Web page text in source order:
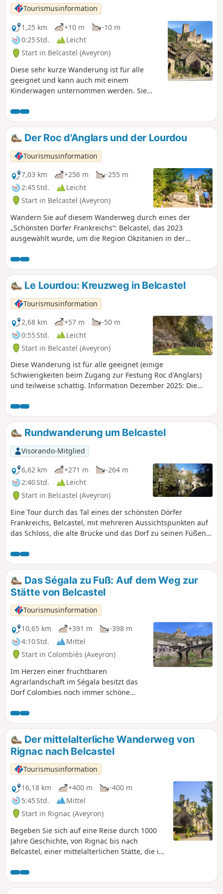
Tourismusinformation
1,25 km
+10 m
-10 m
0:25 Std.
Leicht
Start in Belcastel (Aveyron)
Diese sehr kurze Wanderung ist für alle
geeignet und kann auch mit einem
Kinderwagen unternommen werden. Sie
Fußgängerbrücke und gelangen über einen
schattigen Weg zurück ins Dorf. Information
Dezember 2025: Die Fußgängerbrücke wird
derzeit renoviert, daher ist die Wanderung
nicht möglich.
Der Roc d'Anglars und der Lourdou
Tourismusinformation
7,03 km
+256 m
-255 m
2:45 Std.
Leicht
Start in Belcastel (Aveyron)
Wandern Sie auf diesem Wanderweg durch eines der
„Schönsten Dörfer Frankreichs“: Belcastel, das 2023
ausgewählt wurde, um die Region Okzitanien in der
vertreten. Begeben Sie sich auf eine Reise durch mehr als
1000 Jahre Geschichte bis zum Roc d’Anglars. Die
Wanderung verläuft insgesamt eher schattig.
Le Lourdou: Kreuzweg in Belcastel
Tourismusinformation
2,68 km
+57 m
-50 m
0:55 Std.
Leicht
Start in Belcastel (Aveyron)
Diese Wanderung ist für alle geeignet (einige
Schwierigkeiten beim Zugang zur Festung Roc d'Anglars)
und teilweise schattig. Information Dezember 2025: Die
Wanderung nicht zugänglich.
Rundwanderung um Belcastel
Visorando-Mitglied
6,62 km
+271 m
-264 m
2:40 Std.
Leicht
Start in Belcastel (Aveyron)
Eine Tour durch das Tal eines der schönsten Dörfer
Frankreichs, Belcastel, mit mehreren Aussichtspunkten auf
das Schloss, die alte Brücke und das Dorf zu seinen Füßen.
entdecken beim Abstieg über den Kreuzweg die Höhle von
Lourdou mit ihrer Jungfrau Maria.
Das Ségala zu Fuß: Auf dem Weg zur
Stätte von Belcastel
Tourismusinformation
10,65 km
+391 m
-398 m
4:10 Std.
Mittel
Start in Colombiès (Aveyron)
Im Herzen einer fruchtbaren
Agrarlandschaft im Ségala besitzt das
Dorf Colombies noch immer schöne
einige aus dem 15. Jahrhundert
stammen. Dieses Dorf hat eine gewisse
Harmonie bewahrt, die sich auch in
seinen öffentlichen Gebäuden wie dem
Rathaus und dessen Vorhalle
widerspiegelt. Die 1880 erbaute Kirche
im romanischen Stil erhebt sich
inmitten eines kleinen Platzes in der
Nähe eines angelegten Brunnens. Diese
Wanderung, die gelb markiert ist, führt
Sie zu einem der „Schönsten Dörfer
Frankreichs“, Belcastel.
Der mittelalterliche Wanderweg von
Rignac nach Belcastel
Tourismusinformation
16,18 km
+400 m
-400 m
5:45 Std.
Mittel
Start in Rignac (Aveyron)
Begeben Sie sich auf eine Reise durch 1000
Jahre Geschichte, von Rignac bis nach
Belcastel, einer mittelalterlichen Stätte, die im
eine der wichtigsten Sehenswürdigkeiten des
Aveyron ist.